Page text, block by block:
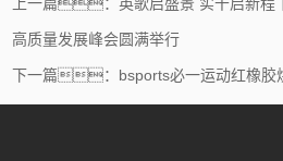
高质量发展峰会圆满举行
下一篇：bsports必一运动红橡胶